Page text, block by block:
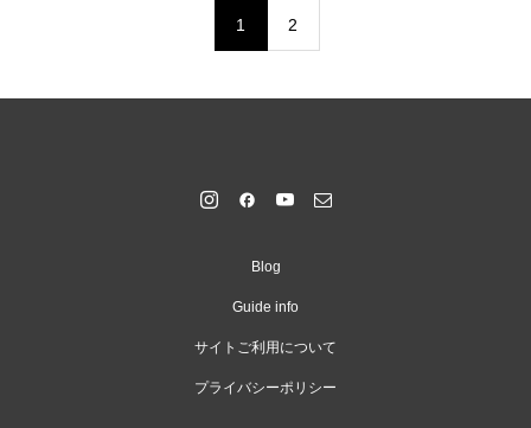
1 2
Blog
Guide info
サイトご利用について
プライバシーポリシー